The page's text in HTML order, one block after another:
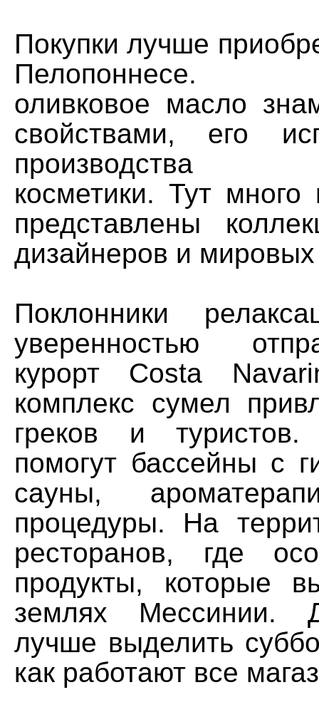
Покупки лучше
Пелопоннесе.
оливковое масло
свойствами, его
производства
косметики. Тут много
представлены
дизайнеров и
Поклонники
уверенностью
курорт Costa
комплекс сумел
греков и туристов.
помогут бассейны с
сауны,
процедуры. На
ресторанов, где
продукты, которые
землях Мессинии.
лучше выделить
как работают все